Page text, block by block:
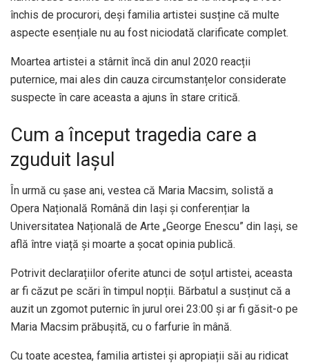
închis de procurori, deși familia artistei susține că multe
aspecte esențiale nu au fost niciodată clarificate complet.
Moartea artistei a stârnit încă din anul 2020 reacții
puternice, mai ales din cauza circumstanțelor considerate
suspecte în care aceasta a ajuns în stare critică.
Cum a început tragedia care a
zguduit Iașul
În urmă cu șase ani, vestea că Maria Macsim, solistă a
Opera Națională Română din Iași și conferențiar la
Universitatea Națională de Arte „George Enescu” din Iași, se
află între viață și moarte a șocat opinia publică.
Potrivit declarațiilor oferite atunci de soțul artistei, aceasta
ar fi căzut pe scări în timpul nopții. Bărbatul a susținut că a
auzit un zgomot puternic în jurul orei 23:00 și ar fi găsit-o pe
Maria Macsim prăbușită, cu o farfurie în mână.
Cu toate acestea, familia artistei și apropiații săi au ridicat